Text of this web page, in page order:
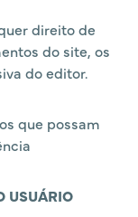
direito de
do site, os
do editor.
que possam
USUÁRIO